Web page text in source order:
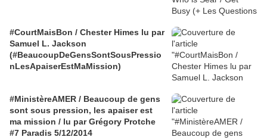
#CourtMaisBon / Chester Himes lu par
Samuel L. Jackson
(#BeaucoupDeGensSontSousPressio
nLesApaiserEstMaMission)
#MinistèreAMER / Beaucoup de gens
sont sous pression, les apaiser est
ma mission / lu par Grégory Protche
#7 Paradis 5/12/2014